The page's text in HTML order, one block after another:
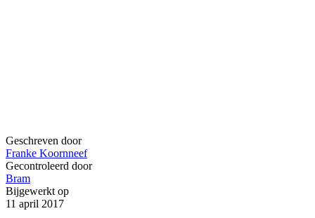
Geschreven door
Franke Koornneef
Gecontroleerd door
Bram
Bijgewerkt op
11 april 2017